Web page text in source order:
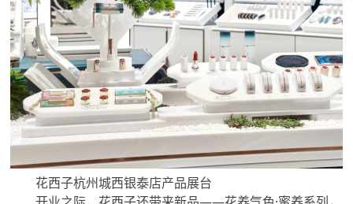
花西子杭州城西银泰店产品展台